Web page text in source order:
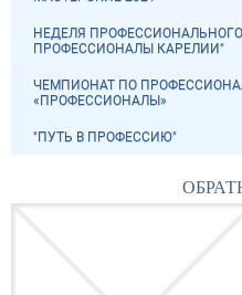
НЕДЕЛЯ
ПРОФЕССИОНАЛЫ КАРЕЛИИ"
ЧЕМПИОНАТ ПО
«ПРОФЕССИОНАЛЫ»
"ПУТЬ В ПРОФЕССИЮ"